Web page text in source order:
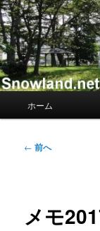
メ
イ
ン
コ
ン
テ
Nacky –
Nacky(Issei Ishii)
ホーム
投
ー
← 前へ
メモ